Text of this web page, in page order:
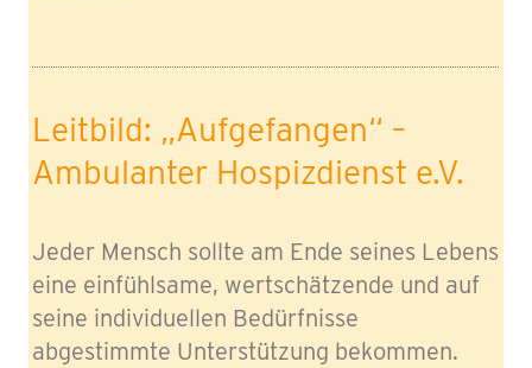
Leitbild: „Aufgefangen“ –
Ambulanter Hospizdienst e.V.
Jeder Mensch sollte am Ende seines Lebens
eine einfühlsame, wertschätzende und auf
seine individuellen Bedürfnisse
abgestimmte Unterstützung bekommen.